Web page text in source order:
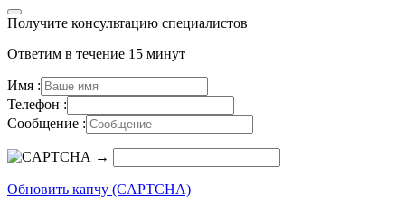
Получите консультацию специалистов
Ответим в течение 15 минут
Имя :
Телефон :
Сообщение :
→
Обновить капчу (CAPTCHA)